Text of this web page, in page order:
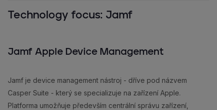
Technology focus: Jamf
Jamf Apple Device Management
Jamf je device management nástroj - dříve pod názvem
Casper Suite - který se specializuje na zařízení Apple.
Platforma umožňuje především centrální správu zařízení,